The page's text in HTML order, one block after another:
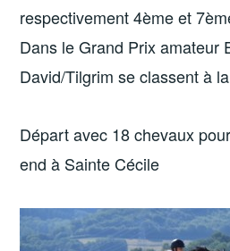
respectivement 4ème et
Dans le Grand Prix amateur
David/Tilgrim se classent à
Départ avec 18 chevaux
end à Sainte Cécile